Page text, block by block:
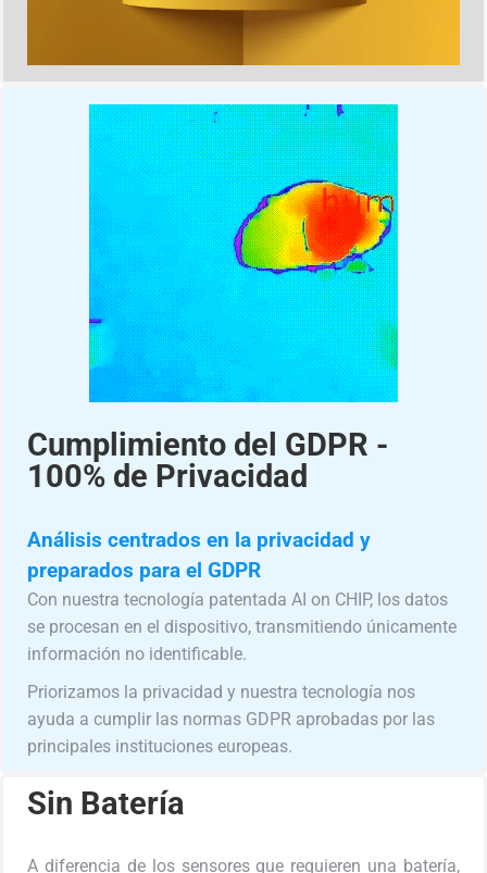
Cumplimiento del GDPR -
100% de Privacidad
Análisis centrados en la privacidad y
preparados para el GDPR
Con nuestra tecnología patentada AI on CHIP, los datos
se procesan en el dispositivo, transmitiendo únicamente
información no identificable.
Priorizamos la privacidad y nuestra tecnología nos
ayuda a cumplir las normas GDPR aprobadas por las
principales instituciones europeas.
Sin Batería
A diferencia de los sensores que requieren una batería,